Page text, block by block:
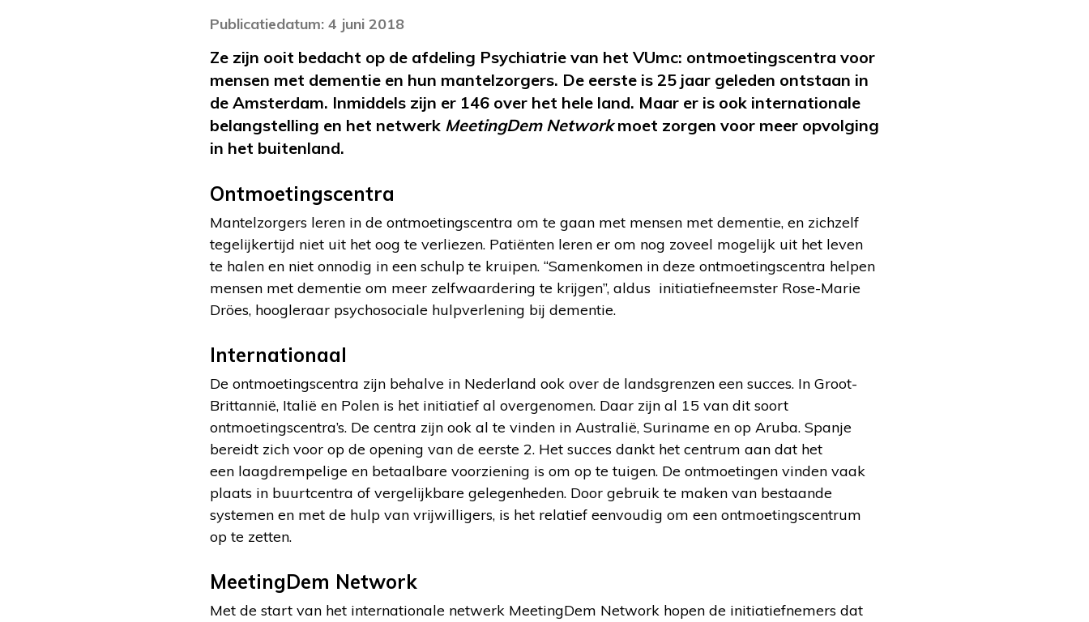
Publicatiedatum: 4 juni 2018
Ze zijn ooit bedacht op de afdeling Psychiatrie van het VUmc: ontmoetingscentra voor
mensen met dementie en hun mantelzorgers. De eerste is 25 jaar geleden ontstaan in
de Amsterdam. Inmiddels zijn er 146 over het hele land. Maar er is ook internationale
belangstelling en het netwerk MeetingDem Networkmoet zorgen voor meer opvolging
in het buitenland.
Ontmoetingscentra
Mantelzorgers leren in de ontmoetingscentra om te gaan met mensen met dementie, en zichzelf
tegelijkertijd niet uit het oog te verliezen. Patiënten leren er om nog zoveel mogelijk uit het leven
te halen en niet onnodig in een schulp te kruipen. “Samenkomen in deze ontmoetingscentra helpen
mensen met dementie om meer zelfwaardering te krijgen”, aldus initiatiefneemster Rose-Marie
Dröes, hoogleraar psychosociale hulpverlening bij dementie.
Internationaal
De ontmoetingscentra zijn behalve in Nederland ook over de landsgrenzen een succes. In Groot-
Brittannië, Italië en Polen is het initiatief al overgenomen. Daar zijn al 15 van dit soort
ontmoetingscentra’s. De centra zijn ook al te vinden in Australië, Suriname en op Aruba. Spanje
bereidt zich voor op de opening van de eerste 2. Het succes dankt het centrum aan dat het
een laagdrempelige en betaalbare voorziening is om op te tuigen. De ontmoetingen vinden vaak
plaats in buurtcentra of vergelijkbare gelegenheden. Door gebruik te maken van bestaande
systemen en met de hulp van vrijwilligers, is het relatief eenvoudig om een ontmoetingscentrum
op te zetten.
MeetingDem Network
Met de start van het internationale netwerk MeetingDem Network hopen de initiatiefnemers dat